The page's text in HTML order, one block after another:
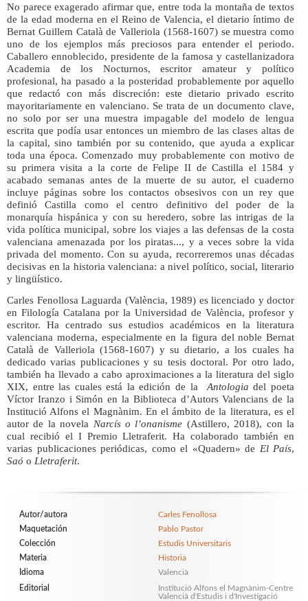
No parece exagerado afirmar que, entre toda la montaña de textos
de la edad moderna en el Reino de Valencia, el dietario íntimo de
Bernat Guillem Català de Valleriola (1568-1607) se muestra como
uno de los ejemplos más preciosos para entender el periodo.
Caballero ennoblecido, presidente de la famosa y castellanizadora
Academia de los Nocturnos, escritor amateur y político
profesional, ha pasado a la posteridad probablemente por aquello
que redactó con más discreción: este dietario privado escrito
mayoritariamente en valenciano. Se trata de un documento clave,
no solo por ser una muestra impagable del modelo de lengua
escrita que podía usar entonces un miembro de las clases altas de
la capital, sino también por su contenido, que ayuda a explicar
toda una época. Comenzado muy probablemente con motivo de
su primera visita a la corte de Felipe II de Castilla el 1584 y
acabado semanas antes de la muerte de su autor, el cuaderno
incluye páginas sobre los contactos obsesivos con un rey que
definió Castilla como el centro definitivo del poder de la
monarquía hispánica y con su heredero, sobre las intrigas de la
vida política municipal, sobre los viajes a las defensas de la costa
valenciana amenazada por los piratas..., y a veces sobre la vida
privada del momento. Con su ayuda, recorreremos unas décadas
decisivas en la historia valenciana: a nivel político, social, literario
y lingüístico.
Carles Fenollosa Laguarda (València, 1989) es licenciado y doctor
en Filología Catalana por la Universidad de València, profesor y
escritor. Ha centrado sus estudios académicos en la literatura
valenciana moderna, especialmente en la figura del noble Bernat
Català de Valleriola (1568-1607) y su dietario, a los cuales ha
dedicado varias publicaciones y su tesis doctoral. Por otro lado,
también ha llevado a cabo aproximaciones a la literatura del siglo
XIX, entre las cuales está la edición de la
Antologiadel poeta
Víctor Iranzo i Simón en la Biblioteca d’Autors Valencians de la
Institució Alfons el Magnànim. En el ámbito de la literatura, es el
autor de la novela Narcís o l’onanisme (Astillero, 2018), con la
cual recibió el I Premio Lletraferit. Ha colaborado también en
varias publicaciones periódicas, como el «Quadern» de El País,
Saó o Lletraferit.
Autor/autora
Carles Fenollosa
Maquetación
Pablo Pastor
Colección
Estudis Universitaris
Materia
Historia
Idioma
Valencià
Editorial
Institució Alfons el Magnànim-Centre
Valencià d'Estudis i d'Investigació